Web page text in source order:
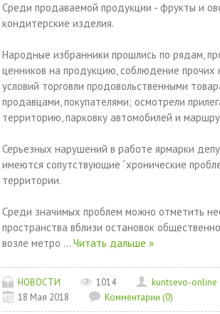
Среди продаваемой продукции - фрукты и
кондитерские изделия.
Народные избранники прошлись по рядам,
ценников на продукцию, соблюдение
условий торговли продовольственными
продавцами, покупателями; осмотрели
территорию, парковку автомобилей и
Серьезных нарушений в работе ярмарки
имеются сопутствующие “хронические
территории.
Среди значимых проблем можно отметить
пространства вблизи остановок
возле метро ... Читать дальше »
НОВОСТИ 1014
kuntsevo-online
18 Мая 2018
Комментарии (0)